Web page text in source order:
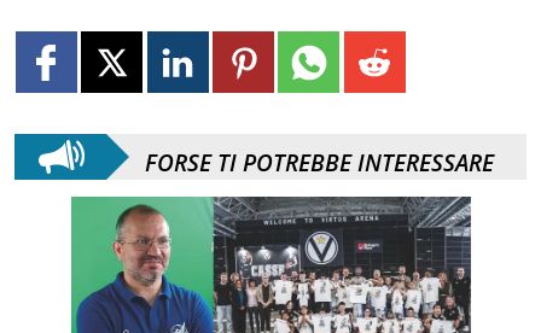
FORSE TI POTREBBE INTERESSARE